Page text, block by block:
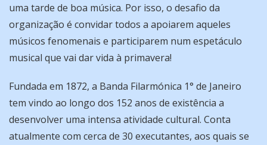
uma tarde de boa música. Por isso, o desafio da
organização é convidar todos a apoiarem aqueles
músicos fenomenais e participarem num espetáculo
musical que vai dar vida à primavera!
Fundada em 1872, a Banda Filarmónica 1° de Janeiro
tem vindo ao longo dos 152 anos de existência a
desenvolver uma intensa atividade cultural. Conta
atualmente com cerca de 30 executantes, aos quais se